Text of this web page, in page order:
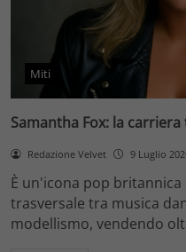
Miti
Samantha Fox: la
Redazione Velvet 9 Luglio
È un'icona pop
trasversale tra musica
modellismo, vendendo